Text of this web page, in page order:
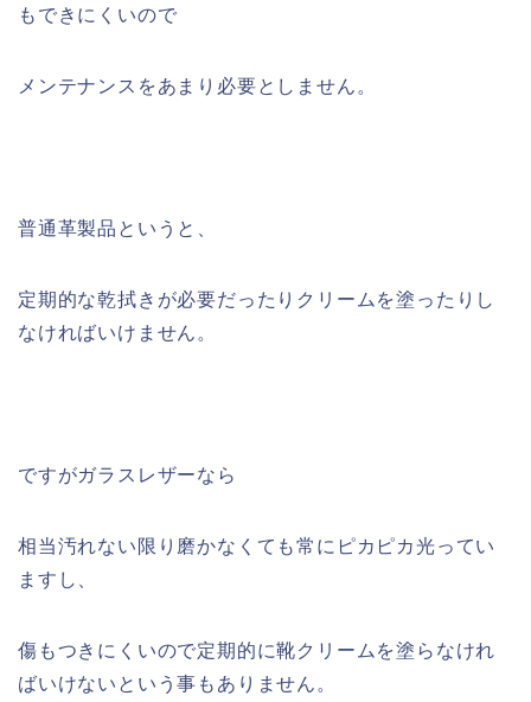
もできにくいので
メンテナンスをあまり必要としません。
普通革製品というと、
定期的な乾拭きが必要だったりクリームを塗ったりし
なければいけません。
ですがガラスレザーなら
相当汚れない限り磨かなくても常にピカピカ光ってい
ますし、
傷もつきにくいので定期的に靴クリームを塗らなけれ
ばいけないという事もありません。